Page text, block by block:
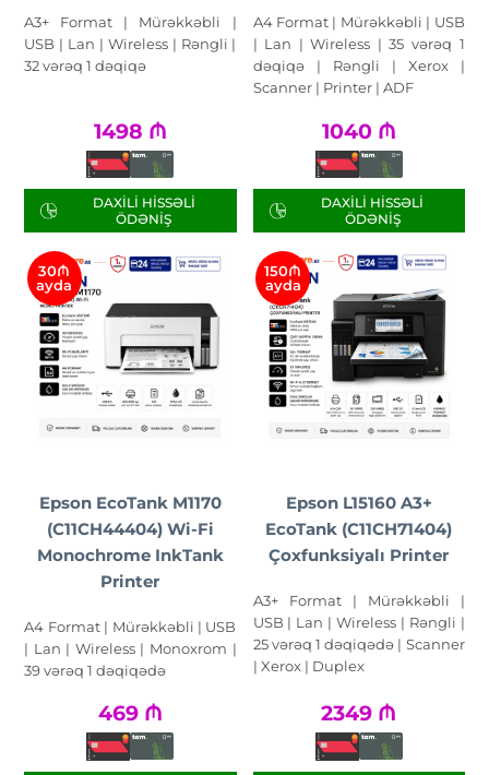
A3+ Format | Mürəkkəbli |
USB | Lan | Wireless | Rəngli |
32 vərəq 1 dəqiqə
1498 ₼
DAXILI HISSƏLI
ÖDƏNIŞ
A4 Format | Mürəkkəbli | USB
| Lan | Wireless | 35 vərəq 1
dəqiqə | Rəngli | Xerox |
Scanner | Printer | ADF
1040 ₼
DAXILI HISSƏLI
ÖDƏNIŞ
30₼
ayda
Epson EcoTank M1170
(C11CH44404) Wi-Fi
Monochrome InkTank
Printer
A4 Format | Mürəkkəbli | USB
| Lan | Wireless | Monoxrom |
39 vərəq 1 dəqiqədə
469 ₼
150₼
ayda
Epson L15160 A3+
EcoTank (C11CH71404)
Çoxfunksiyalı Printer
A3+ Format | Mürəkkəbli |
USB | Lan | Wireless | Rəngli |
25 vərəq 1 dəqiqədə | Scanner
| Xerox | Duplex
2349 ₼